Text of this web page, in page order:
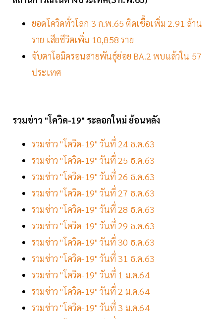
ยอดโควิดทั่วโลก 3 ก.พ.65 ติดเชื้อเพิ่ม 2.91 ล้าน
ราย เสียชีวิตเพิ่ม 10,858 ราย
จับตาโอมิครอนสายพันธุ์ย่อย BA.2 พบแล้วใน 57
ประเทศ
รวมข่าว "โควิด-19" ระลอกใหม่ ย้อนหลัง
รวมข่าว "โควิด-19" วันที่ 24 ธ.ค.63
รวมข่าว "โควิด-19" วันที่ 25 ธ.ค.63
รวมข่าว "โควิด-19" วันที่ 26 ธ.ค.63
รวมข่าว "โควิด-19" วันที่ 27 ธ.ค.63
รวมข่าว "โควิด-19" วันที่ 28 ธ.ค.63
รวมข่าว "โควิด-19" วันที่ 29 ธ.ค.63
รวมข่าว "โควิด-19" วันที่ 30 ธ.ค.63
รวมข่าว "โควิด-19" วันที่ 31 ธ.ค.63
รวมข่าว "โควิด-19" วันที่ 1 ม.ค.64
รวมข่าว "โควิด-19" วันที่ 2 ม.ค.64
รวมข่าว "โควิด-19" วันที่ 3 ม.ค.64